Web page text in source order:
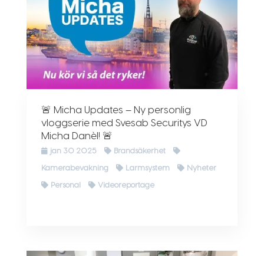
🚨 Micha Updates – Ny personlig
vloggserie med Svesab Securitys VD
Micha Danèl! 🚨
jan 30 2025 Brandsäkerhet
Kamerabevakning Larmsystem Nyheter
Personal Videoreportage